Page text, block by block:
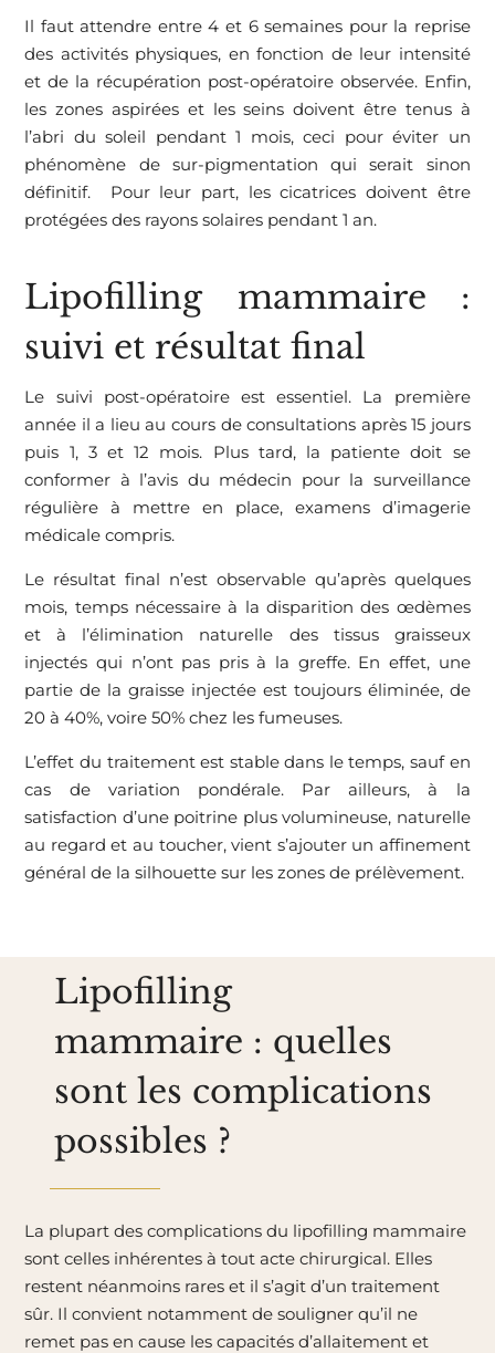
Il faut attendre entre 4 et 6 semaines pour la reprise
des activités physiques, en fonction de leur intensité
et de la récupération post-opératoire observée. Enfin,
les zones aspirées et les seins doivent être tenus à
l’abri du soleil pendant 1 mois, ceci pour éviter un
phénomène de sur-pigmentation qui serait sinon
définitif. Pour leur part, les cicatrices doivent être
protégées des rayons solaires pendant 1 an.
Lipofilling mammaire :
suivi et résultat final
Le suivi post-opératoire est essentiel. La première
année il a lieu au cours de consultations après 15 jours
puis 1, 3 et 12 mois. Plus tard, la patiente doit se
conformer à l’avis du médecin pour la surveillance
régulière à mettre en place, examens d’imagerie
médicale compris.
Le résultat final n’est observable qu’après quelques
mois, temps nécessaire à la disparition des œdèmes
et à l’élimination naturelle des tissus graisseux
injectés qui n’ont pas pris à la greffe. En effet, une
partie de la graisse injectée est toujours éliminée, de
20 à 40%, voire 50% chez les fumeuses.
L’effet du traitement est stable dans le temps, sauf en
cas de variation pondérale. Par ailleurs, à la
satisfaction d’une poitrine plus volumineuse, naturelle
au regard et au toucher, vient s’ajouter un affinement
général de la silhouette sur les zones de prélèvement.
Lipofilling
mammaire : quelles
sont les complications
possibles ?
La plupart des complications du lipofilling mammaire
sont celles inhérentes à tout acte chirurgical. Elles
restent néanmoins rares et il s’agit d’un traitement
sûr. Il convient notamment de souligner qu’il ne
remet pas en cause les capacités d’allaitement et